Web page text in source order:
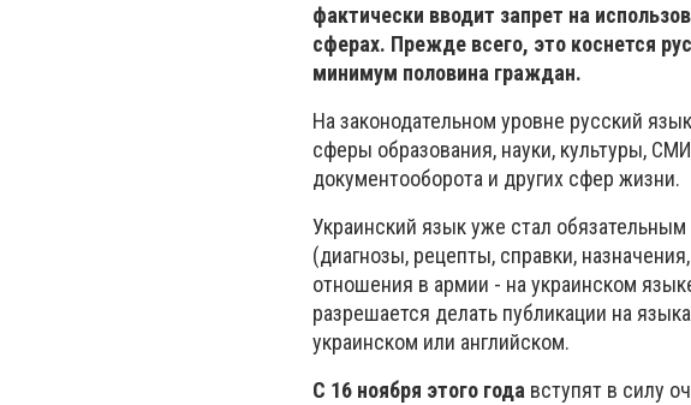
фактически вводит запрет на
сферах. Прежде всего, это коснется
минимум половина граждан.
На законодательном уровне русский
сферы образования, науки, культуры,
документооборота и других сфер жизни.
Украинский язык уже стал
(диагнозы, рецепты, справки,
отношения в армии - на украинском
разрешается делать публикации на
украинском или английском.
С 16 ноября этого года вступят в силу